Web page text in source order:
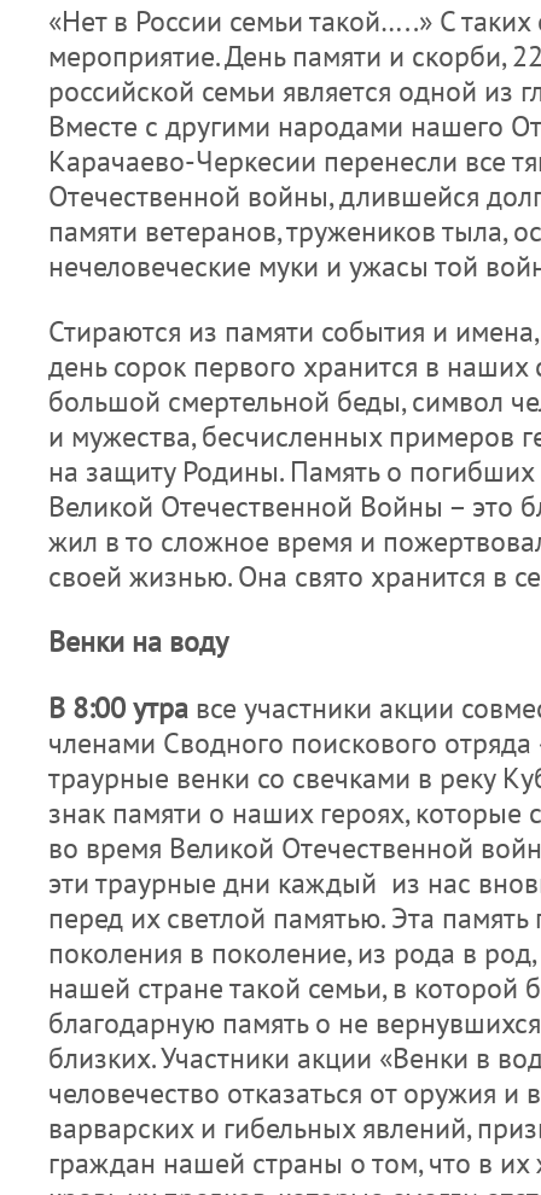
«Нет в России семьи такой…..» С таких
мероприятие. День памяти и скорби,
российской семьи является одной из
Вместе с другими народами нашего
Карачаево-Черкесии перенесли все
Отечественной войны, длившейся
памяти ветеранов, тружеников тыла,
нечеловеческие муки и ужасы той
Стираются из памяти события и
день сорок первого хранится в наших
большой смертельной беды, символ
и мужества, бесчисленных примеров
на защиту Родины. Память о
Великой Отечественной Войны – это
жил в то сложное время и
своей жизнью. Она свято хранится в
Венки на воду
В 8:00 утра все участники акции
членами Сводного поискового отряда
траурные венки со свечками в реку
знак памяти о наших героях, которые
во время Великой
эти траурные дни каждый из нас
перед их светлой памятью. Эта память
поколения в поколение, из рода в
нашей стране такой семьи, в которой
благодарную память о не
близких. Участники акции «Венки в
человечество отказаться от оружия и
варварских и гибельных явлений,
граждан нашей страны о том, что в их